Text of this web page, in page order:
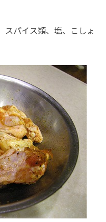
スパイス類、塩、こしょ